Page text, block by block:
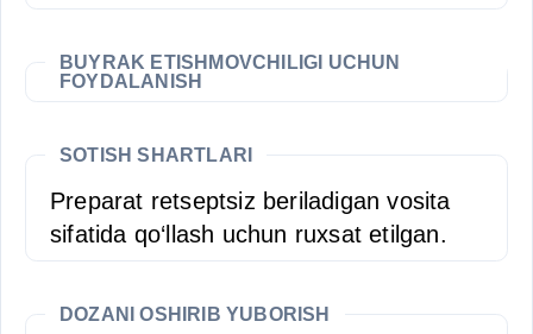
BUYRAK ETISHMOVCHILIGI UCHUN
FOYDALANISH
SOTISH SHARTLARI
Preparat retseptsiz beriladigan vosita
sifatida qo‘llash uchun ruxsat etilgan.
DOZANI OSHIRIB YUBORISH